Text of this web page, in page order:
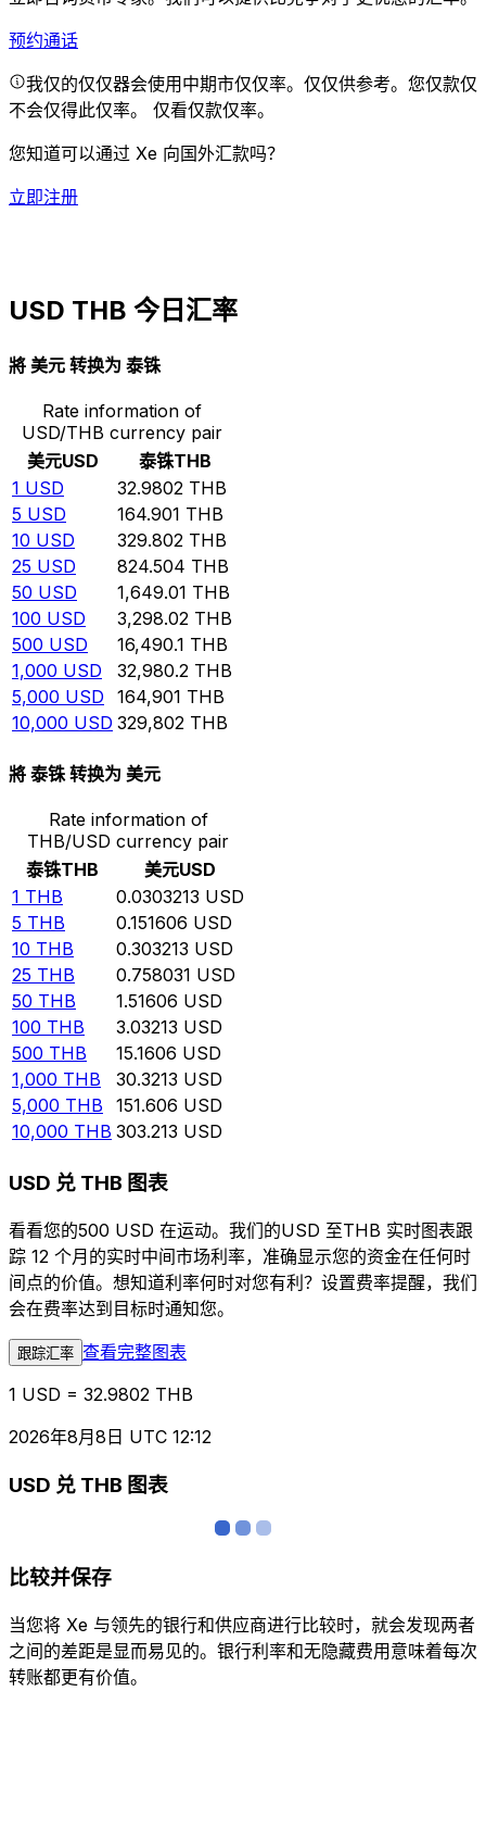
预约通话
我仅的仅仅器会使用中期市仅仅率。仅仅供参考。您仅款仅
不会仅得此仅率。 仅看仅款仅率。
您知道可以通过 Xe 向国外汇款吗？
立即注册
USD THB 今日汇率
將 美元 转换为 泰铢
Rate information of
USD/THB currency pair
美元USD 泰铢THB
1 USD 32.9802 THB
5 USD 164.901 THB
10 USD 329.802 THB
25 USD 824.504 THB
50 USD 1,649.01 THB
100 USD 3,298.02 THB
500 USD 16,490.1 THB
1,000 USD 32,980.2 THB
5,000 USD 164,901 THB
10,000 USD 329,802 THB
將 泰铢 转换为 美元
Rate information of
THB/USD currency pair
泰铢THB 美元USD
1 THB 0.0303213 USD
5 THB 0.151606 USD
10 THB 0.303213 USD
25 THB 0.758031 USD
50 THB 1.51606 USD
100 THB 3.03213 USD
500 THB 15.1606 USD
1,000 THB 30.3213 USD
5,000 THB 151.606 USD
10,000 THB 303.213 USD
USD 兑 THB 图表
看看您的500 USD 在运动。我们的USD 至THB 实时图表跟
踪 12 个月的实时中间市场利率，准确显示您的资金在任何时
间点的价值。想知道利率何时对您有利？设置费率提醒，我们
会在费率达到目标时通知您。
跟踪汇率 查看完整图表
1 USD = 32.9802 THB
2026年8月8日 UTC 12:12
USD 兑 THB 图表
比较并保存
当您将 Xe 与领先的银行和供应商进行比较时，就会发现两者
之间的差距是显而易见的。银行利率和无隐藏费用意味着每次
转账都更有价值。